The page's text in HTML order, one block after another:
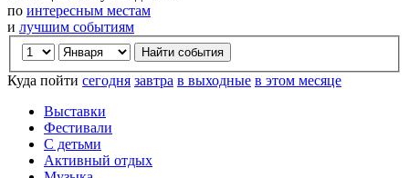
по интересным местам
и лучшим событиям
Куда пойти сегодня завтра в выходные в этом месяце
Выставки
Фестивали
С детьми
Активный отдых